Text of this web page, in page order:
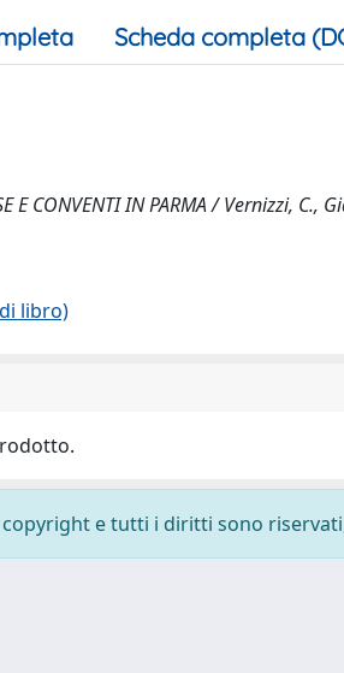
Scheda completa
E CONVENTI IN PARMA / Vernizzi,
libro)
e tutti i diritti sono